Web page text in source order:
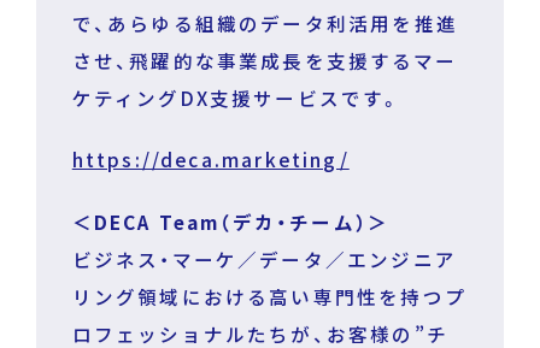
で、あらゆる組織のデータ利活用を推進
させ、飛躍的な事業成長を支援するマー
ケティングDX支援サービスです。
https://deca.marketing/
＜DECA Team（デカ・チーム）＞
ビジネス・マーケ／データ／エンジニア
リング領域における高い専門性を持つプ
ロフェッショナルたちが、お客様の”チ